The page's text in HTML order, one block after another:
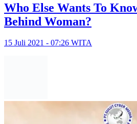
Who Else Wants To
Behind Woman?
15 Juli 2021 - 07:26 WITA